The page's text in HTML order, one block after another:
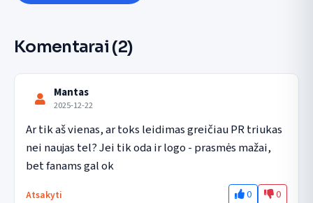
Komentarai (2)
Mantas
2025-12-22
Ar tik aš vienas, ar toks leidimas greičiau PR triukas
nei naujas tel? Jei tik oda ir logo - prasmės mažai,
bet fanams gal ok
Atsakyti 0 0